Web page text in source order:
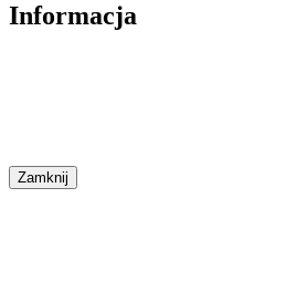
Informacja
Zamknij